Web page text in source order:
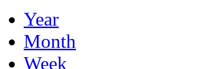
Year
Month
Week